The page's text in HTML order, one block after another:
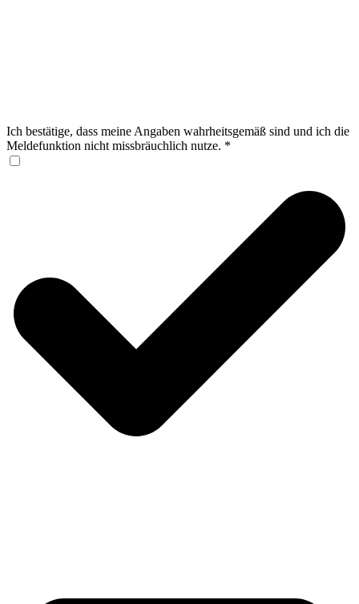
Ich bestätige, dass meine Angaben wahrheitsgemäß sind und ich die
Meldefunktion nicht missbräuchlich nutze. *